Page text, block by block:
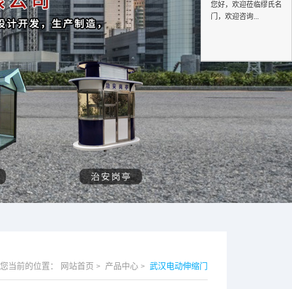
您当前的位置： 网站首页 > 产品中心 > 武汉电动伸缩门
您好，欢迎莅临缪氏名
门，欢迎咨询...